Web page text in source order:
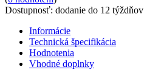
Dostupnosť: dodanie do 12 týždňov
Informácie
Technická špecifikácia
Hodnotenia
Vhodné doplnky